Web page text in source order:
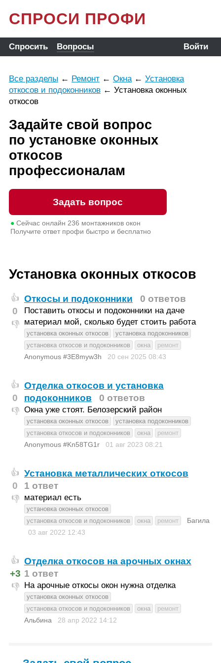
СПРОСИ ПРОФИ
Спросить Вопросы Войти
Все разделы ← Ремонт← Окна← Установка
откосов и подоконников← Установка оконных
откосов
Задайте свой вопрос
по установке оконных
откосов
профессионалам
Задать вопрос
●Сейчас онлайн 236 монтажников окон
Получите ответ профи быстро и бесплатно
Установка оконных откосов
👍
0
👎
Откосы и подоконники 0 ответов
Поставить откосы и подоконники на даче
материал мой, сколько будет стоить работа
установка оконных откосов
установка подоконников
установка откосов и подоконников
окна ремонт
Anonymous #3E8myw3h 20 сен 2025 08:43
👍
0
👎
Отделка откосов и установка
подоконников
0 ответов
Окна уже стоят. Белозерский район
установка оконных откосов
установка подоконников
установка откосов и подоконников
окна ремонт
Anonymous #Kn58TG1r 01 авг 2023 08:21
👍
0
👎
Установка металлических откосов
1 ответ
материал есть
установка оконных откосов
установка откосов и подоконников
окна ремонт
Багила
03 авг 2022 12:43
👍
+3
👎
Отделка откосов на арочных окнах
1 ответ
На арочные откосы окон нужна отделка
установка оконных откосов
установка откосов и подоконников
окна ремонт
Альбина 28 апр 2022 14:12